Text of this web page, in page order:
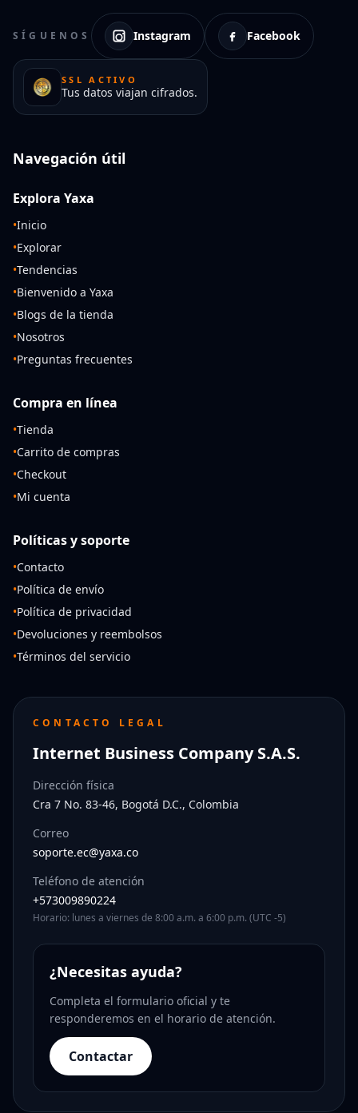
SÍGUENOS Instagram Facebook
SSL ACTIVO
Tus datos viajan cifrados.
Navegación útil
Explora Yaxa
•Inicio
•Explorar
•Tendencias
•Bienvenido a Yaxa
•Blogs de la tienda
•Nosotros
•Preguntas frecuentes
Compra en línea
•Tienda
•Carrito de compras
•Checkout
•Mi cuenta
Políticas y soporte
•Contacto
•Política de envío
•Política de privacidad
•Devoluciones y reembolsos
•Términos del servicio
CONTACTO LEGAL
Internet Business Company S.A.S.
Dirección física
Cra 7 No. 83-46, Bogotá D.C., Colombia
Correo
soporte.ec@yaxa.co
Teléfono de atención
+573009890224
Horario: lunes a viernes de 8:00 a.m. a 6:00 p.m. (UTC -5)
¿Necesitas ayuda?
Completa el formulario oficial y te
responderemos en el horario de atención.
Contactar